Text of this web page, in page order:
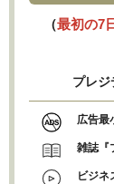
（最初の7
プレ
広告最
雑誌『
ビジネ